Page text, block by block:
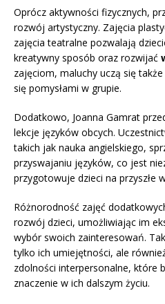
Oprócz aktywności fizycznych,
rozwój artystyczny. Zajęcia
zajęcia teatralne pozwalają
kreatywny sposób oraz rozwijać
zajęciom, maluchy uczą się
się pomysłami w grupie.
Dodatkowo, Joanna Gamrat
lekcje języków obcych.
takich jak nauka angielskiego,
przyswajaniu języków, co jest
przygotowuje dzieci na przyszłe
Różnorodność zajęć
rozwój dzieci, umożliwiając im
wybór swoich zainteresowań.
tylko ich umiejętności, ale
zdolności interpersonalne, które
znaczenie w ich dalszym życiu.